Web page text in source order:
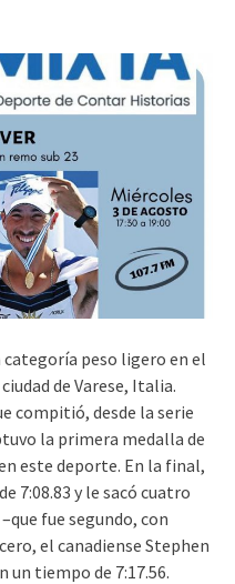
peso ligero en el
de Varese, Italia.
compitió, desde la serie
la primera medalla de
este deporte. En la final,
7:08.83 y le sacó cuatro
fue segundo, con
el canadiense Stephen
un tiempo de 7:17.56.